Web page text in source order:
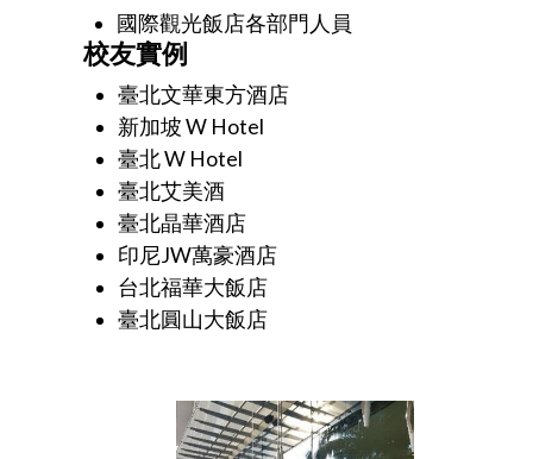
國際觀光飯店各部門人員
校友實例
臺北文華東方酒店
新加坡 W Hotel
臺北 W Hotel
臺北艾美酒
臺北晶華酒店
印尼JW萬豪酒店
台北福華大飯店
臺北圓山大飯店